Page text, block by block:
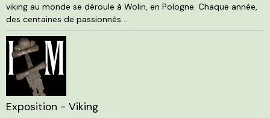
viking au monde se déroule à Wolin, en Pologne. Chaque année,
des centaines de passionnés ...
Exposition - Viking